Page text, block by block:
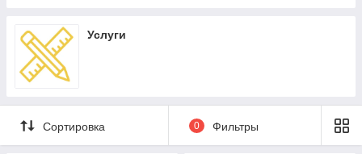
Услуги
Сортировка 0 Фильтры